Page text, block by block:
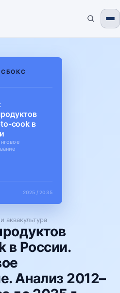
аквакультура
в России.
Анализ 2012–
cook в
2025 / 2035